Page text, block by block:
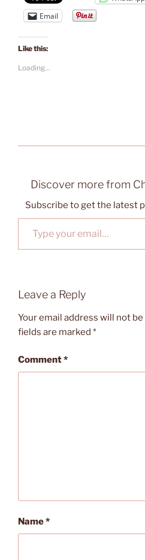
Email
Like this:
Loading...
Discover more from
Subscribe to get the latest
Type your email…
Leave a Reply
Your email address will not
fields are marked *
Comment*
Name*